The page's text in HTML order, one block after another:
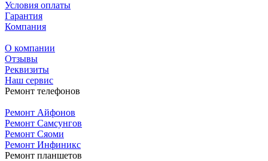
Условия оплаты
Гарантия
Компания
О компании
Отзывы
Реквизиты
Наш сервис
Ремонт телефонов
Ремонт Айфонов
Ремонт Самсунгов
Ремонт Сяоми
Ремонт Инфиникс
Ремонт планшетов